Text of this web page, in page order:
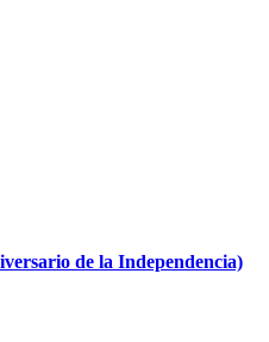
de la Independencia)